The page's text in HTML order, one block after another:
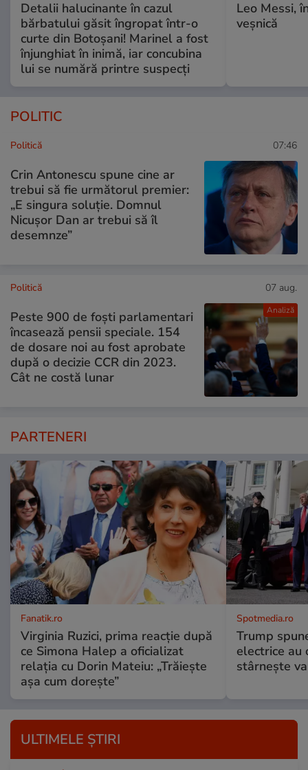
Detalii halucinante în cazul
bărbatului găsit îngropat într-o
curte din Botoșani! Marinel a fost
înjunghiat în inimă, iar concubina
lui se numără printre suspecți
Leo Messi,
veșnică
POLITIC
Politică 07:46
Crin Antonescu spune cine ar
trebui să fie următorul premier:
„E singura soluție. Domnul
Nicușor Dan ar trebui să îl
desemnze”
Analiză
Politică 07 aug.
Peste 900 de foști parlamentari
încasează pensii speciale. 154
de dosare noi au fost aprobate
după o decizie CCR din 2023.
Cât ne costă lunar
PARTENERI
Fanatik.ro
Virginia Ruzici, prima reacție după
ce Simona Halep a oficializat
relația cu Dorin Mateiu: „Trăiește
așa cum dorește”
Spotmedia.ro
Trump
electrice au
stârnește
ULTIMELE ȘTIRI